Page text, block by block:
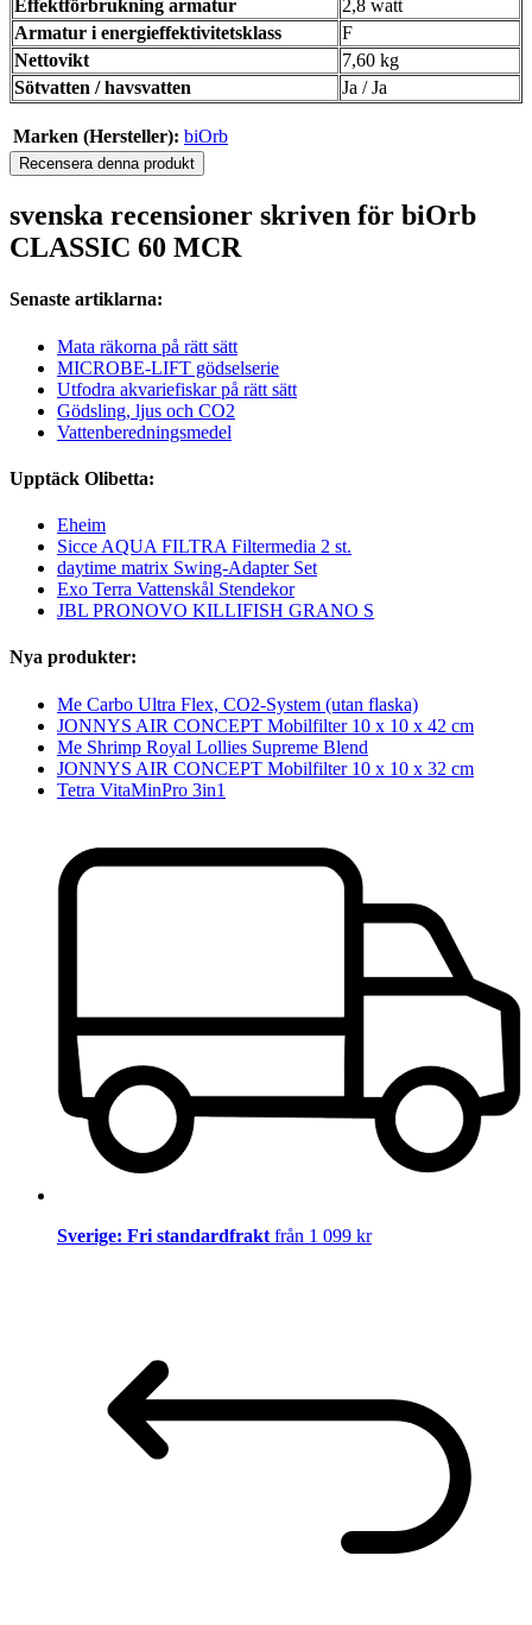
Effektförbrukning armatur
2,8 watt
Armatur i energieffektivitetsklass
F
Nettovikt
7,60 kg
Sötvatten / havsvatten
Ja / Ja
Marken (Hersteller): biOrb
Recensera denna produkt
svenska recensioner skriven för biOrb
CLASSIC 60 MCR
Senaste artiklarna:
Mata räkorna på rätt sätt
MICROBE-LIFT gödselserie
Utfodra akvariefiskar på rätt sätt
Gödsling, ljus och CO2
Vattenberedningsmedel
Upptäck Olibetta:
Eheim
Sicce AQUA FILTRA Filtermedia 2 st.
daytime matrix Swing-Adapter Set
Exo Terra Vattenskål Stendekor
JBL PRONOVO KILLIFISH GRANO S
Nya produkter:
Me Carbo Ultra Flex, CO2-System (utan flaska)
JONNYS AIR CONCEPT Mobilfilter 10 x 10 x 42 cm
Me Shrimp Royal Lollies Supreme Blend
JONNYS AIR CONCEPT Mobilfilter 10 x 10 x 32 cm
Tetra VitaMinPro 3in1
Sverige: Fri standardfrakt från 1 099 kr